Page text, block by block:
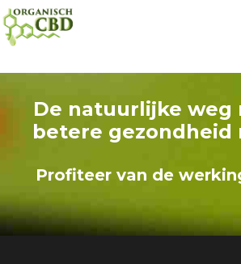
De natuurlijke weg
betere gezondheid
Profiteer van de